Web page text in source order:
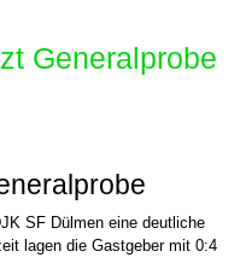
Generalprobe
SF Dülmen eine deutliche
lagen die Gastgeber mit 0:4